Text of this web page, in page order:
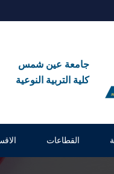
جامعة عين شمس
كلية التربية النوعية
القطاعات